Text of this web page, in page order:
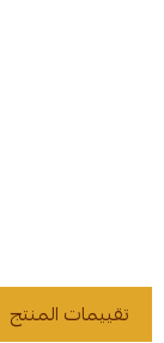
تقييمات المنتج